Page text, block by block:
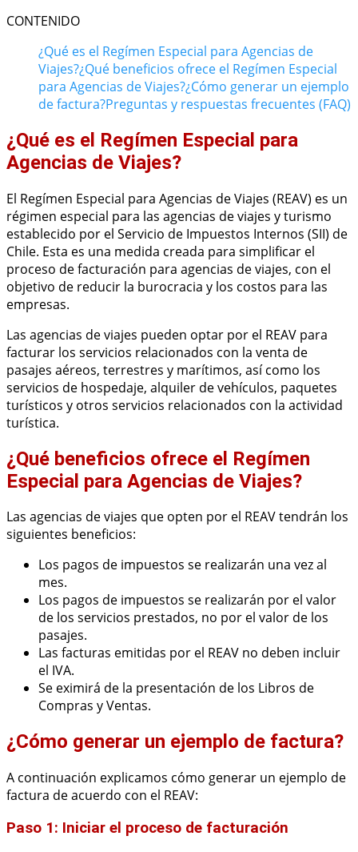
CONTENIDO
¿Qué es el Regímen Especial para Agencias de
Viajes?¿Qué beneficios ofrece el Regímen Especial
para Agencias de Viajes?¿Cómo generar un ejemplo
de factura?Preguntas y respuestas frecuentes (FAQ)
¿Qué es el Regímen Especial para
Agencias de Viajes?
El Regímen Especial para Agencias de Viajes (REAV) es un
régimen especial para las agencias de viajes y turismo
establecido por el Servicio de Impuestos Internos (SII) de
Chile. Esta es una medida creada para simplificar el
proceso de facturación para agencias de viajes, con el
objetivo de reducir la burocracia y los costos para las
empresas.
Las agencias de viajes pueden optar por el REAV para
facturar los servicios relacionados con la venta de
pasajes aéreos, terrestres y marítimos, así como los
servicios de hospedaje, alquiler de vehículos, paquetes
turísticos y otros servicios relacionados con la actividad
turística.
¿Qué beneficios ofrece el Regímen
Especial para Agencias de Viajes?
Las agencias de viajes que opten por el REAV tendrán los
siguientes beneficios:
Los pagos de impuestos se realizarán una vez al
mes.
Los pagos de impuestos se realizarán por el valor
de los servicios prestados, no por el valor de los
pasajes.
Las facturas emitidas por el REAV no deben incluir
el IVA.
Se eximirá de la presentación de los Libros de
Compras y Ventas.
¿Cómo generar un ejemplo de factura?
A continuación explicamos cómo generar un ejemplo de
factura de acuerdo con el REAV:
Paso 1: Iniciar el proceso de facturación